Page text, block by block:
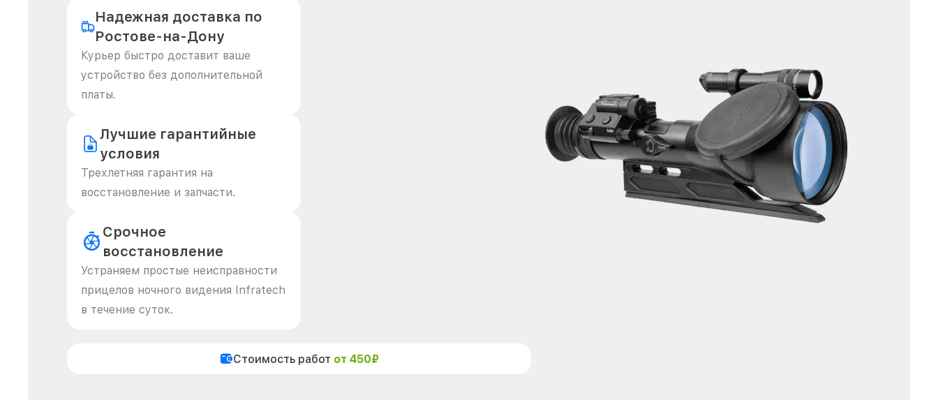
Надежная доставка по
Ростове-на-Дону
Курьер быстро доставит ваше
устройство без дополнительной
платы.
Лучшие гарантийные
условия
Трехлетняя гарантия на
восстановление и запчасти.
Срочное
восстановление
Устраняем простые неисправности
прицелов ночного видения Infratech
в течение суток.
Стоимость работ от 450₽